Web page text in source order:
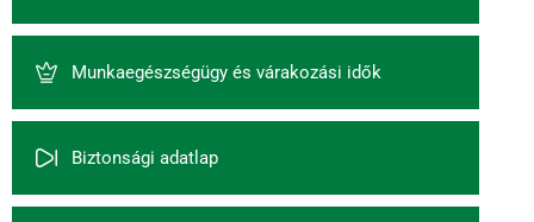
Munkaegészségügy és várakozási idők
Biztonsági adatlap